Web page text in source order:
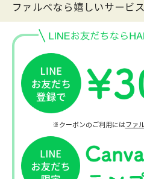
ファルべなら嬉しいサービス
※クーポンのご利用にはファ